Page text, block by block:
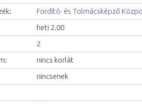
Fordító- és Tolmácsképző
heti 2.00
2
nincs korlát
nincsenek